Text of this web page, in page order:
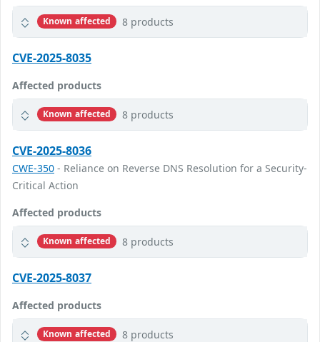
Known affected 8 products
CVE-2025-8035
Affected products
Known affected 8 products
CVE-2025-8036
CWE-350 - Reliance on Reverse DNS Resolution for a Security-
Critical Action
Affected products
Known affected 8 products
CVE-2025-8037
Affected products
Known affected 8 products